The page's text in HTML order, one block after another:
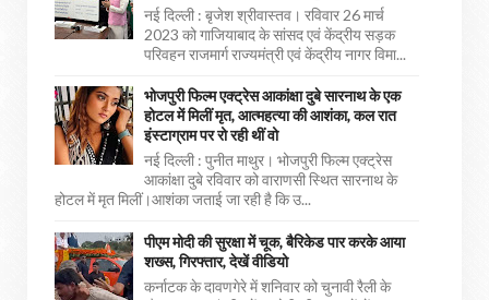
नई दिल्ली : बृजेश श्रीवास्तव। रविवार 26 मार्च
2023 को गाजियाबाद के सांसद एवं केंद्रीय सड़क
परिवहन राजमार्ग राज्यमंत्री एवं केंद्रीय नागर विमा...
भोजपुरी फिल्म एक्ट्रेस आकांक्षा दुबे सारनाथ के एक
होटल में मिलीं मृत, आत्महत्या की आशंका, कल रात
इंस्टाग्राम पर रो रही थीं वो
नई दिल्ली : पुनीत माथुर। भोजपुरी फिल्म एक्ट्रेस
आकांक्षा दुबे रविवार को वाराणसी स्थित सारनाथ के
होटल में मृत मिलीं।आशंका जताई जा रही है कि उ...
पीएम मोदी की सुरक्षा में चूक, बैरिकेड पार करके आया
शख्स, गिरफ्तार, देखें वीडियो
कर्नाटक के दावणगेरे में शनिवार को चुनावी रैली के